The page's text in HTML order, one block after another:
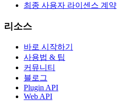
최종 사용자 라이센스 계약
리소스
바로 시작하기
사용법 & 팁
커뮤니티
블로그
Plugin API
Web API